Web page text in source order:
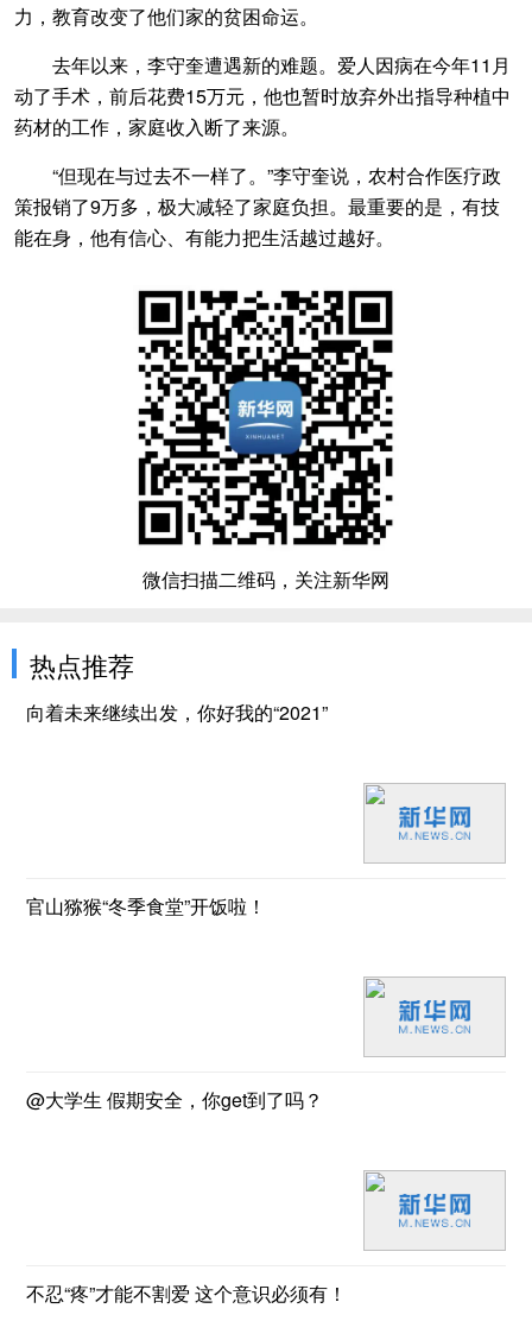
力，教育改变了他们家的贫困命运。
去年以来，李守奎遭遇新的难题。爱人因病在今年11月
动了手术，前后花费15万元，他也暂时放弃外出指导种植中
药材的工作，家庭收入断了来源。
“但现在与过去不一样了。”李守奎说，农村合作医疗政
策报销了9万多，极大减轻了家庭负担。最重要的是，有技
能在身，他有信心、有能力把生活越过越好。
微信扫描二维码，关注新华网
热点推荐
向着未来继续出发，你好我的“2021”
官山猕猴“冬季食堂”开饭啦！
@大学生 假期安全，你get到了吗？
不忍“疼”才能不割爱 这个意识必须有！